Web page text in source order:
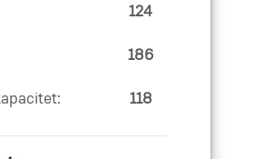
124
186
118